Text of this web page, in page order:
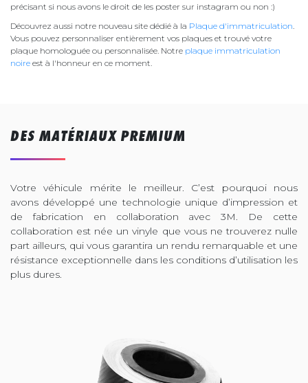
précisant si nous avons le droit de les poster sur instagram ou non :)
Découvrez aussi notre nouveau site dédié à la Plaque d'immatriculation
Vous pouvez personnaliser entièrement vos plaques et trouvé votre
plaque homologuée ou personnalisée. Notre plaque immatriculation
noire est à l'honneur en ce moment.
DES MATÉRIAUX PREMIUM
Votre véhicule mérite le meilleur. C’est pourquoi nous
avons développé une technologie unique d’impression et
de fabrication en collaboration avec 3M. De cette
collaboration est née un vinyle que vous ne trouverez nulle
part ailleurs, qui vous garantira un rendu remarquable et une
résistance exceptionnelle dans les conditions d’utilisation les
plus dures.